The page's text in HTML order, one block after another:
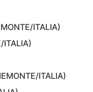
ITALIA)
ITALIA)
ITALIA)